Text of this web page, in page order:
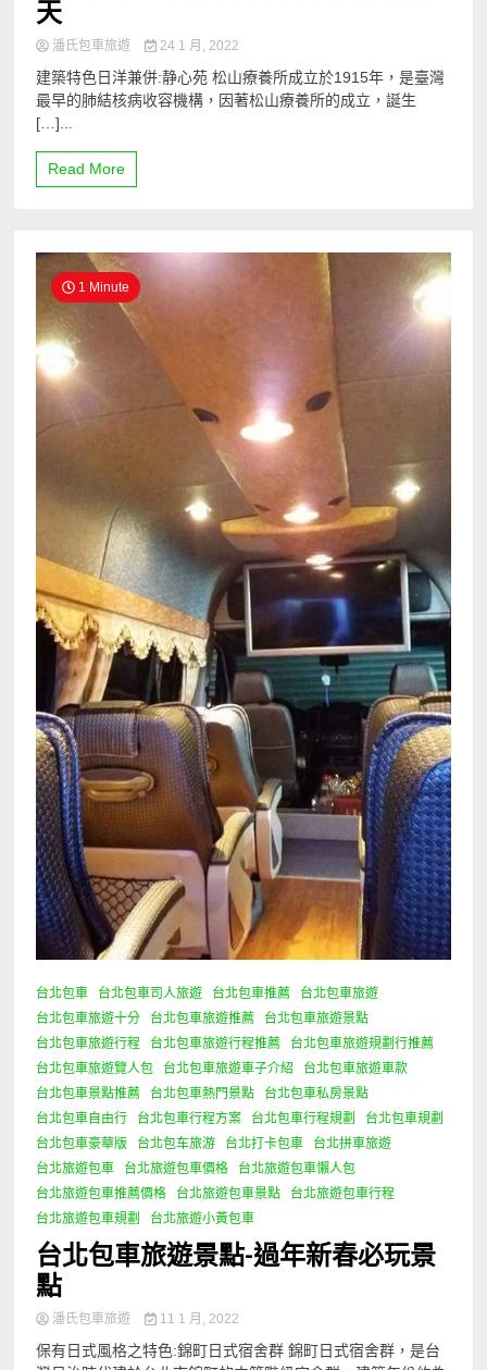
天
潘氏包車旅遊 24 1 月, 2022
建築特色日洋兼併:静心苑 松山療養所成立於1915年，是臺灣
最早的肺結核病收容機構，因著松山療養所的成立，誕生
[…]...
Read More
1 Minute
台北包車 台北包車司人旅遊 台北包車推薦
台北包車旅遊
台北包車旅遊十分
台北包車旅遊推薦
台北包車旅遊景點
台北包車旅遊行程
台北包車旅遊行程推薦
台北包車旅遊規劃行推薦
台北包車旅遊覽人包
台北包車旅遊車子介紹
台北包車旅遊車款
台北包車景點推薦
台北包車熱門景點
台北包車私房景點
台北包車自由行
台北包車行程方案 台北包車行程規劃
台北包車規劃
台北包車豪華版
台北包车旅游 台北打卡包車
台北拼車旅遊
台北旅遊包車
台北旅遊包車價格
台北旅遊包車懶人包
台北旅遊包車推薦價格
台北旅遊包車景點
台北旅遊包車行程
台北旅遊包車規劃
台北旅遊小黃包車
台北包車旅遊景點-過年新春必玩景
點
潘氏包車旅遊 11 1 月, 2022
保有日式風格之特色:錦町日式宿舍群 錦町日式宿舍群，是台